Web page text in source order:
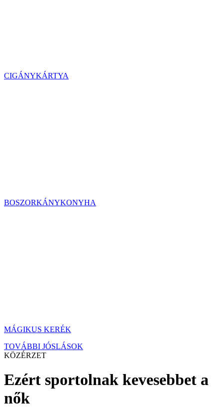
CIGÁNYKÁRTYA
BOSZORKÁNYKONYHA
MÁGIKUS KERÉK
TOVÁBBI JÓSLÁSOK
KÖZÉRZET
Ezért sportolnak kevesebbet a
nők